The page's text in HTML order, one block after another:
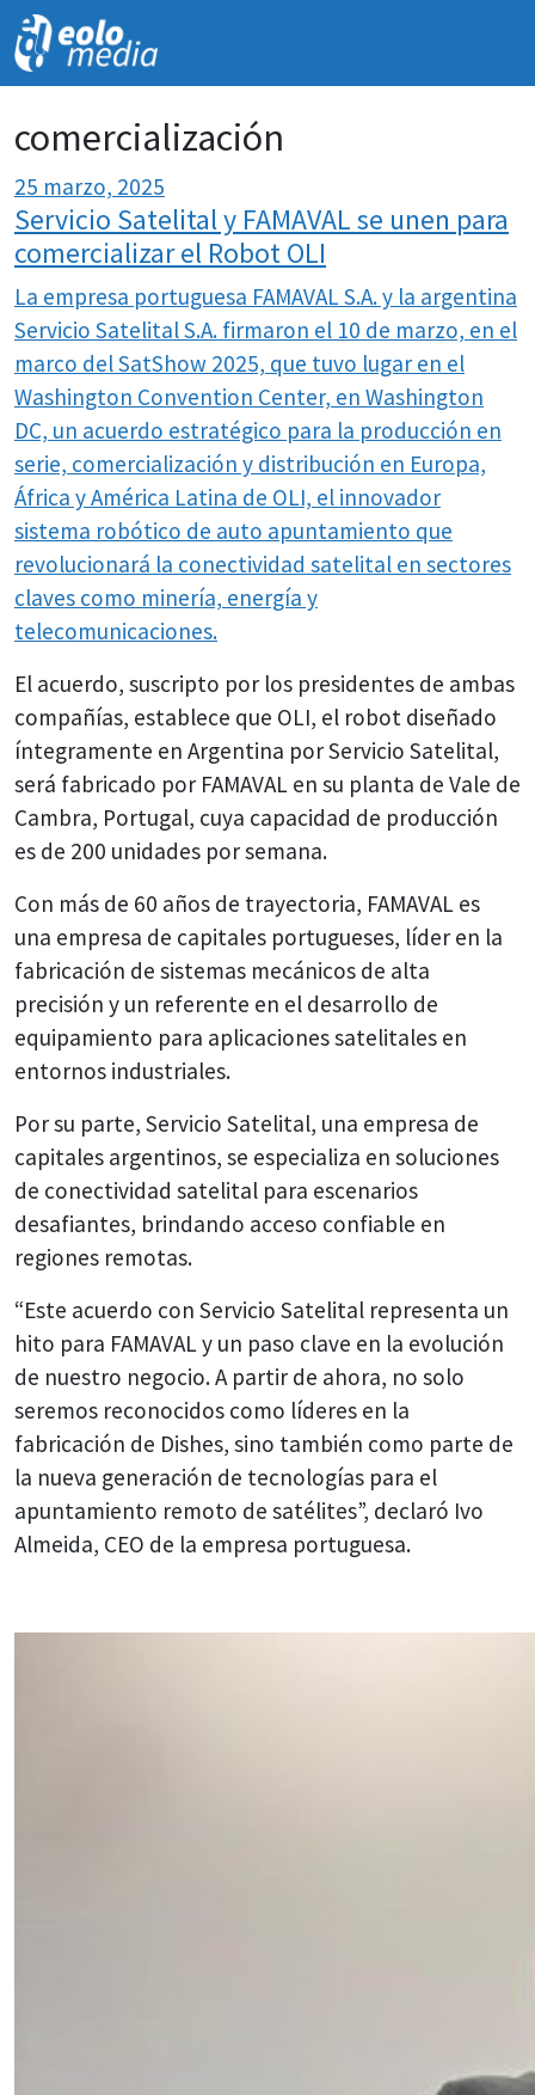
comercialización
25 marzo, 2025
Servicio Satelital y FAMAVAL se unen para
comercializar el Robot OLI
La empresa portuguesa FAMAVAL S.A. y la argentina
Servicio Satelital S.A. firmaron el 10 de marzo, en el
marco del SatShow 2025, que tuvo lugar en el
Washington Convention Center, en Washington
DC, un acuerdo estratégico para la producción en
serie, comercialización y distribución en Europa,
África y América Latina de OLI, el innovador
sistema robótico de auto apuntamiento que
revolucionará la conectividad satelital en sectores
claves como minería, energía y
telecomunicaciones.
El acuerdo, suscripto por los presidentes de ambas
compañías, establece que OLI, el robot diseñado
íntegramente en Argentina por Servicio Satelital,
será fabricado por FAMAVAL en su planta de Vale de
Cambra, Portugal, cuya capacidad de producción
es de 200 unidades por semana.
Con más de 60 años de trayectoria, FAMAVAL es
una empresa de capitales portugueses, líder en la
fabricación de sistemas mecánicos de alta
precisión y un referente en el desarrollo de
equipamiento para aplicaciones satelitales en
entornos industriales.
Por su parte, Servicio Satelital, una empresa de
capitales argentinos, se especializa en soluciones
de conectividad satelital para escenarios
desafiantes, brindando acceso confiable en
regiones remotas.
“Este acuerdo con Servicio Satelital representa un
hito para FAMAVAL y un paso clave en la evolución
de nuestro negocio. A partir de ahora, no solo
seremos reconocidos como líderes en la
fabricación de Dishes, sino también como parte de
la nueva generación de tecnologías para el
apuntamiento remoto de satélites”, declaró Ivo
Almeida, CEO de la empresa portuguesa.